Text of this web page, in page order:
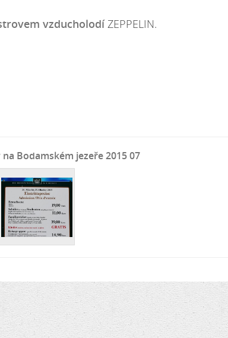
vzducholodíZEPPELIN.
Bodamském jezeře 2015 07